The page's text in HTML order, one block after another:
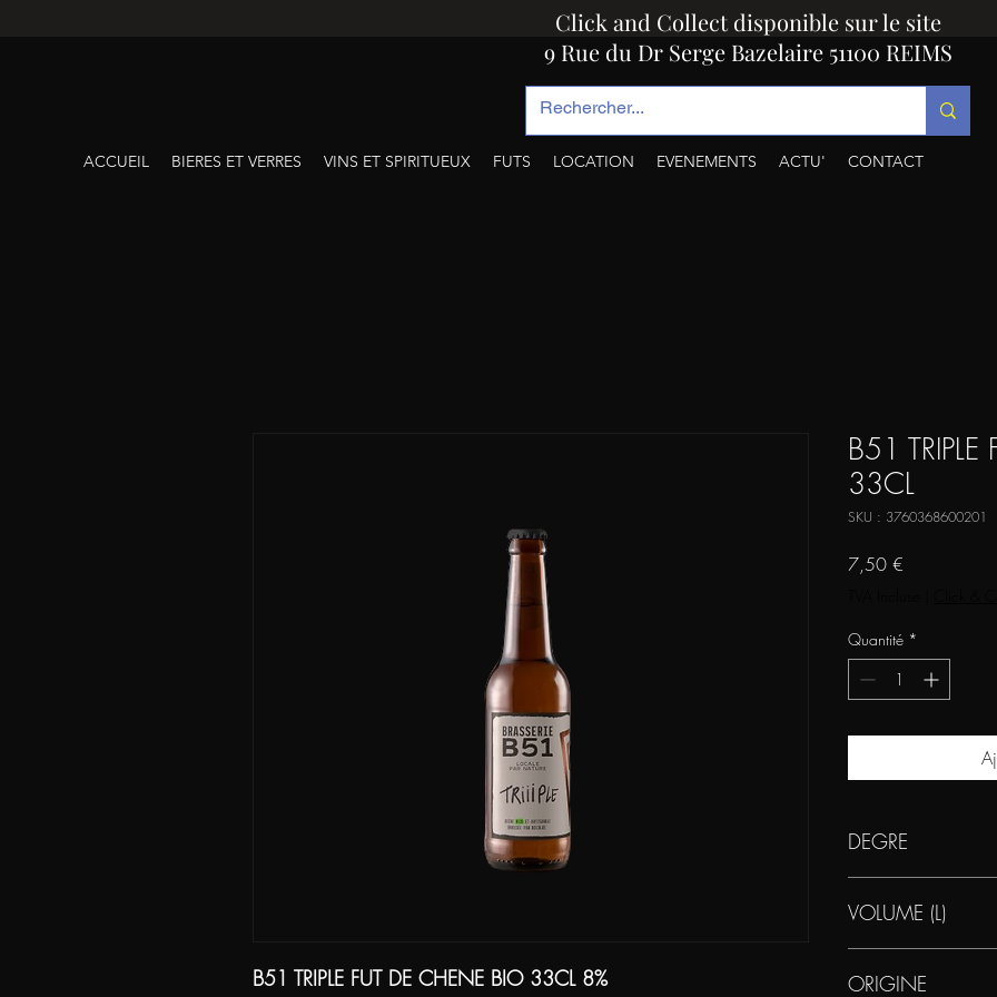
Click and Collect disponible sur le site
9 Rue du Dr Serge Bazelaire 51100 REIMS
ACCUEIL BIERES ET VERRES VINS ET SPIRITUEUX FUTS LOCATION EVENEMENTS ACTU' CONTACT
B51 TRIPLE FUT DE CHENE BIO 33CL 8%
B51
33CL
SKU : 3760368600201
7,50 €
Quantité *
DEGRE
VOLUME (L)
ORIGINE